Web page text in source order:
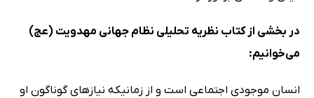
در بخشی از کتاب نظریه تحلیلی نظام جهانی مهدویت (عج)
می‌خوانیم:
انسان موجودی اجتماعی است و از زمانیکه نیازهای گوناگون او